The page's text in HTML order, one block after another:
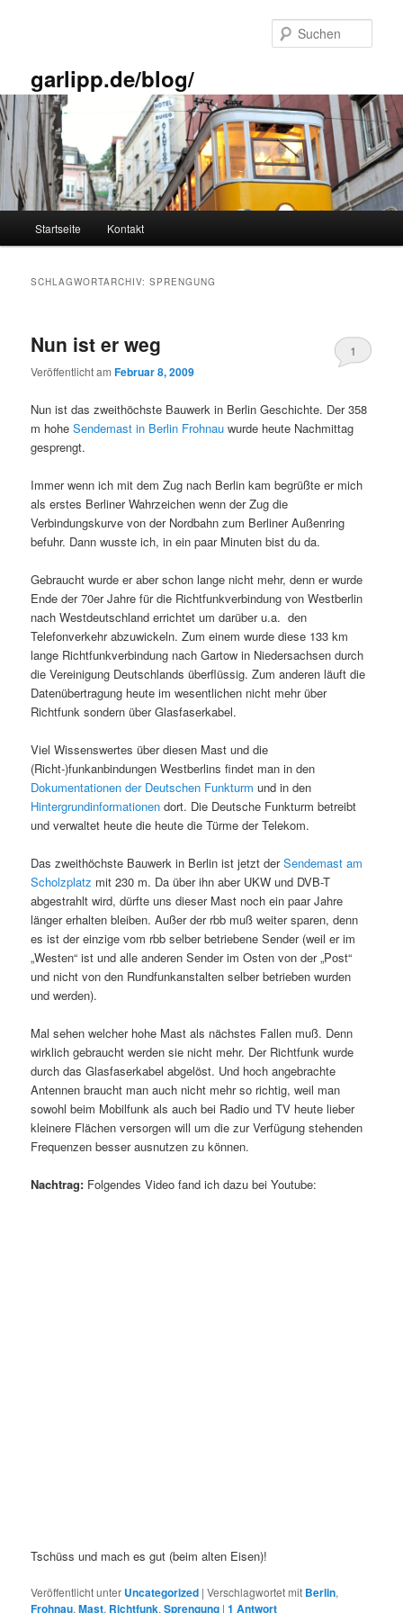
garlipp.de/blog/
Startseite Kontakt
SCHLAGWORTARCHIV:SPRENGUNG
Nun ist er weg
Veröffentlicht amFebruar 8, 2009
1
Nun ist das zweithöchste Bauwerk in Berlin Geschichte. Der 358
m hoheSendemast in Berlin Frohnau wurde heute Nachmittag
gesprengt.
Immer wenn ich mit dem Zug nach Berlin kam begrüßte er mich
als erstes Berliner Wahrzeichen wenn der Zug die
Verbindungskurve von der Nordbahn zum Berliner Außenring
befuhr. Dann wusste ich, in ein paar Minuten bist du da.
Gebraucht wurde er aber schon lange nicht mehr, denn er wurde
Ende der 70er Jahre für die Richtfunkverbindung von Westberlin
nach Westdeutschland errichtet um darüber u.a. den
Telefonverkehr abzuwickeln. Zum einem wurde diese 133 km
lange Richtfunkverbindung nach Gartow in Niedersachsen durch
die Vereinigung Deutschlands überflüssig. Zum anderen läuft die
Datenübertragung heute im wesentlichen nicht mehr über
Richtfunk sondern über Glasfaserkabel.
Viel Wissenswertes über diesen Mast und die
(Richt-)funkanbindungen Westberlins findet man in den
Dokumentationen der Deutschen Funkturm und in den
Hintergrundinformationen dort. Die Deutsche Funkturm betreibt
und verwaltet heute die heute die Türme der Telekom.
Das zweithöchste Bauwerk in Berlin ist jetzt derSendemast am
Scholzplatz mit 230 m. Da über ihn aber UKW und DVB-T
abgestrahlt wird, dürfte uns dieser Mast noch ein paar Jahre
länger erhalten bleiben. Außer der rbb muß weiter sparen, denn
es ist der einzige vom rbb selber betriebene Sender (weil er im
„Westen“ ist und alle anderen Sender im Osten von der „Post“
und nicht von den Rundfunkanstalten selber betrieben wurden
und werden).
Mal sehen welcher hohe Mast als nächstes Fallen muß. Denn
wirklich gebraucht werden sie nicht mehr. Der Richtfunk wurde
durch das Glasfaserkabel abgelöst. Und hoch angebrachte
Antennen braucht man auch nicht mehr so richtig, weil man
sowohl beim Mobilfunk als auch bei Radio und TV heute lieber
kleinere Flächen versorgen will um die zur Verfügung stehenden
Frequenzen besser ausnutzen zu können.
Nachtrag: Folgendes Video fand ich dazu bei Youtube:
Tschüss und mach es gut (beim alten Eisen)!
Veröffentlicht unter Uncategorized |Verschlagwortet mit Berlin,
Frohnau,Mast, Richtfunk,Sprengung |1 Antwort